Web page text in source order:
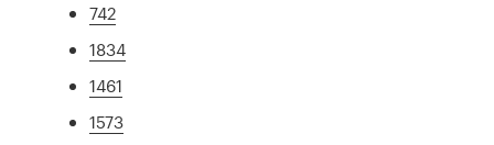
742
1834
1461
1573